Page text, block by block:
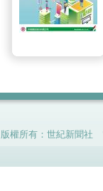
版權所有：世紀新聞社